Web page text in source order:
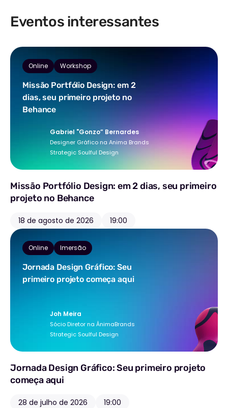
Eventos interessantes
Online Workshop
Missão Portfólio Design: em 2
dias, seu primeiro projeto no
Behance
Gabriel "Gonzo” Bernardes
Designer Gráfico na Anima Brands
Strategic Soulful Design
Missão Portfólio Design: em 2 dias, seu primeiro
projeto no Behance
18 de agosto de 2026 19:00
Online Imersão
Jornada Design Gráfico: Seu
primeiro projeto começa aqui
Joh Meira
Sócio Diretor na ÂnimaBrands
Strategic Soulful Design
Jornada Design Gráfico: Seu primeiro projeto
começa aqui
28 de julho de 2026 19:00